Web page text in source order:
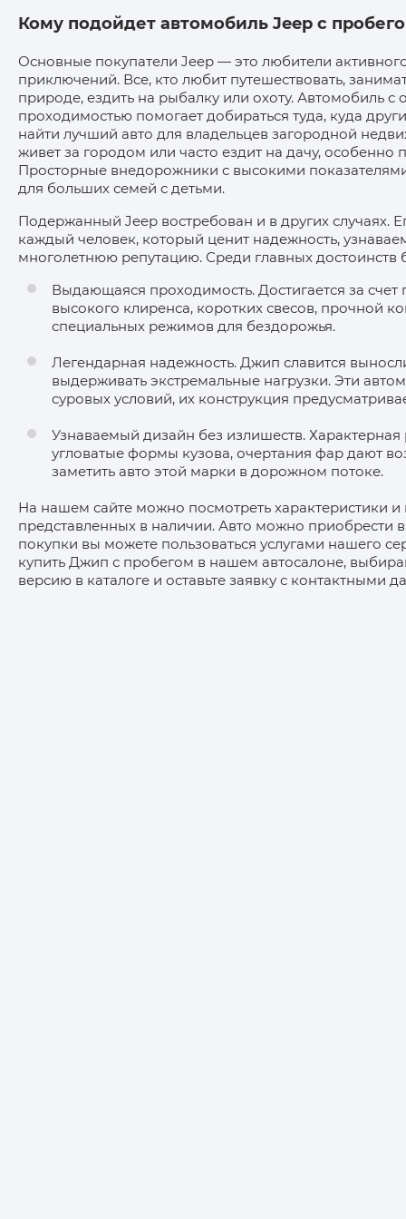
Кому подойдет автомобиль Jeep с
Основные покупатели Jeep — это любители
приключений. Все, кто любит путешествовать,
природе, ездить на рыбалку или охоту. Автомобиль с
проходимостью помогает добираться туда, куда
найти лучший авто для владельцев загородной
живет за городом или часто ездит на дачу, особенно
Просторные внедорожники с высокими
для больших семей с детьми.
Подержанный Jeep востребован и в других случаях.
каждый человек, который ценит надежность,
многолетнюю репутацию. Среди главных достоинств
Выдающаяся проходимость. Достигается за счет
высокого клиренса, коротких свесов, прочной
специальных режимов для бездорожья.
Легендарная надежность. Джип славится
выдерживать экстремальные нагрузки. Эти
суровых условий, их конструкция
Узнаваемый дизайн без излишеств.
угловатые формы кузова, очертания фар дают
заметить авто этой марки в дорожном потоке.
На нашем сайте можно посмотреть характеристики и
представленных в наличии. Авто можно приобрести в
покупки вы можете пользоваться услугами нашего
купить Джип с пробегом в нашем автосалоне,
версию в каталоге и оставьте заявку с контактными